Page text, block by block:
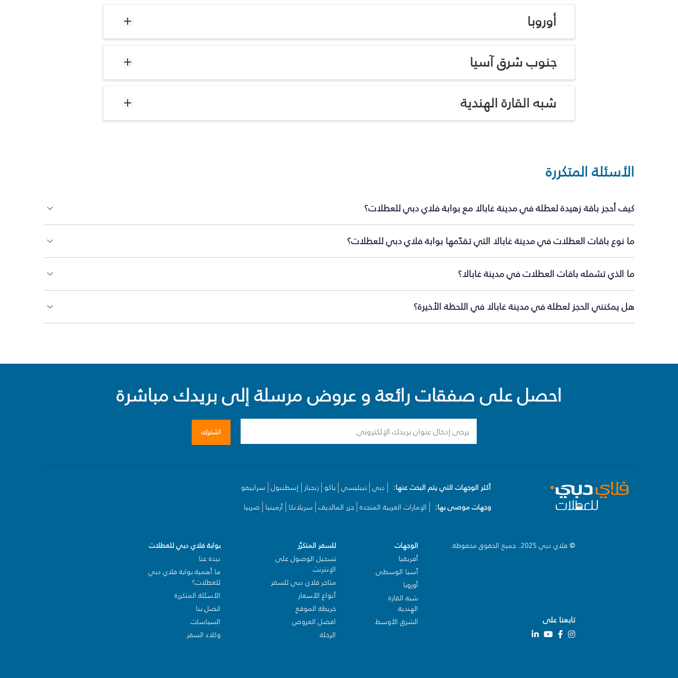
أوروبا
جنوب شرق آسيا
شبه القارة الهندية
الأسئلة المتكررة
كيف أحجز باقة زهيدة لعطلة في مدينة غابالا مع بوابة فلاي دبي للعطلات؟
ما نوع باقات العطلات في مدينة غابالا التي تقدّمها بوابة فلاي دبي للعطلات؟
ما الذي تشمله باقات العطلات في مدينة غابالا؟
هل يمكنني الحجز لعطلة في مدينة غابالا في اللحظة الأخيرة؟
احصل على صفقات رائعة و عروض مرسلة إلى بريدك مباشرة
اشترك
أكثر الوجهات التي يتم البحث عنها: دبي تبيليسي باكو زنجبار إسطنبول سراييفو
وجهات موصى بها:
الإمارات العربية المتحدة جزر المالديف سريلانكا أرمينيا صربيا
© فلاي دبي 2025. جميع الحقوق محفوظة.
تابعنا على
الوجهات
أفريقيا
آسيا الوسطى
أوروبا
شبه القارة
الهندية
الشرق الأوسط
للسفر المتكرّر
تسجيل الوصول على
الإنترنت
متاجر فلاي دبي للسفر
أنواع الأسعار
خريطة الموقع
افضل العروض
الرحلة
بوابة فلاي دبي للعطلات
نبذة عنا
ما أهمية بوابة فلاي دبي
للعطلات؟
الأسئلة المتكررة
اتصل بنا
السياسات
وكلاء السفر